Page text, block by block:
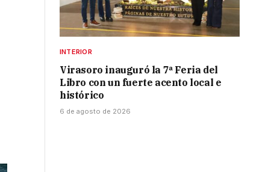
INTERIOR
Virasoro inauguró la 7ª Feria del
Libro con un fuerte acento local e
histórico
6 de agosto de 2026